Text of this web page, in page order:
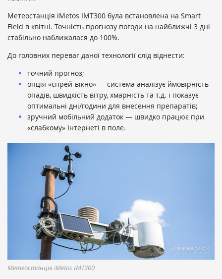
Метеостанція iMetos IMT300 була встановлена ​​на Smart
Field в квітні. Точність прогнозу погоди на найближчі 3 дні
стабільно наближалася до 100%.
До головних переваг даної технології слід віднести:
точний прогноз;
опція «спрей-вікно» — система аналізує ймовірність
опадів, швидкість вітру, хмарність та т.д. і показує
оптимальні дні/години для внесення препаратів;
зручний мобільний додаток — швидко працює при
«слабкому» Інтернеті в поле.
Метеостанція iMetos IMT300